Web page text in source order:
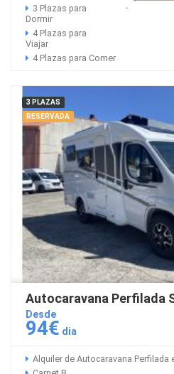
3 Plazas para
Dormir
4 Plazas para
Viajar
4 Plazas para Comer
3 PLAZAS
RESERVADA
Autocaravana Perfilada
Desde
94€ dia
Alquiler de Autocaravana Perfilada